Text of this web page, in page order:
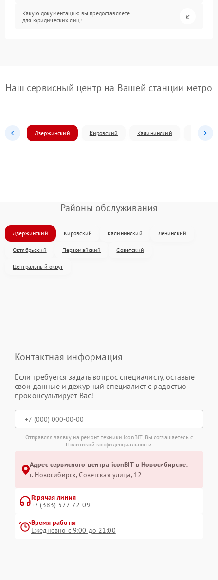
Какую документацию вы предоставляете
для юридических лиц?
Наш сервисный центр на Вашей станции метро
Дзержинский Кировский Калининский
Районы обслуживания
Дзержинский Кировский Калининский Ленинский
Октябрьский Первомайский Советский
Центральный округ
Контактная информация
Если требуется задать вопрос специалисту, оставьте
свои данные и дежурный специалист с радостью
проконсультирует Вас!
Отправляя заявку на ремонт техники iconBIT, Вы соглашаетесь с
Политикой конфиденциальности
Адрес сервисного центра iconBIT в Новосибирске:
г. Новосибирск, Советская улица, 12
Горячая линия
+7 (383) 377-72-09
Время работы
Ежедневно с 9:00 до 21:00